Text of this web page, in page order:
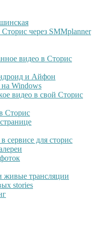
через SMMplanner
видео в Сторис
и Айфон
Windows
видео в свой Сторис
Сторис
сервисе для сторис
живые трансляции
stories